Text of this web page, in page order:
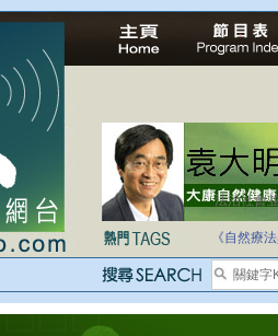
法治社會
自家教育
《自然療法